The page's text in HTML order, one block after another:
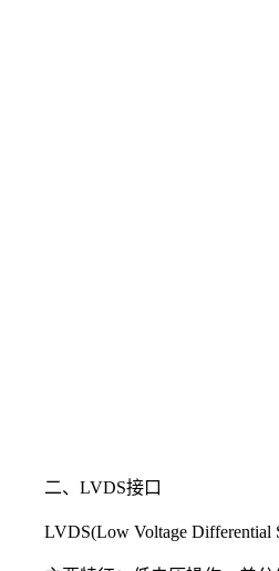
二、LVDS接口
LVDS(Low Voltage Differential